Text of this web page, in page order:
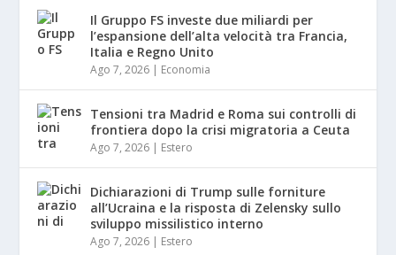
Il Gruppo FS investe due miliardi per
l’espansione dell’alta velocità tra Francia,
Italia e Regno Unito
Ago 7, 2026 | Economia
Tensioni tra Madrid e Roma sui controlli di
frontiera dopo la crisi migratoria a Ceuta
Ago 7, 2026 | Estero
Dichiarazioni di Trump sulle forniture
all’Ucraina e la risposta di Zelensky sullo
sviluppo missilistico interno
Ago 7, 2026 | Estero